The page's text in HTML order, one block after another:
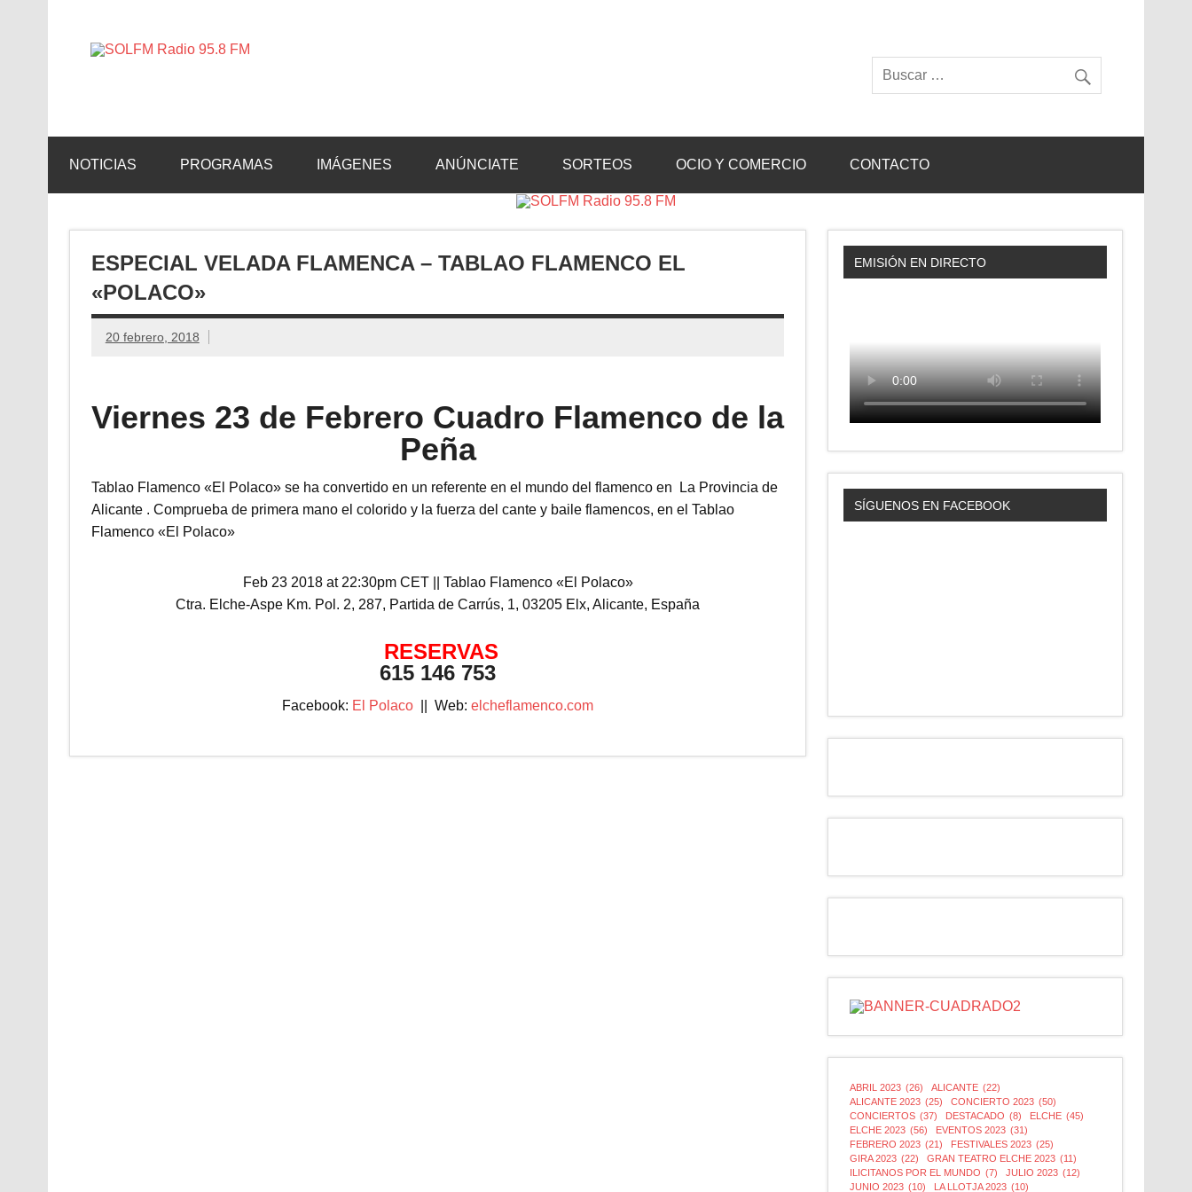
NOTICIAS PROGRAMAS IMÁGENES ANÚNCIATE SORTEOS OCIO Y COMERCIO CONTACTO
ESPECIAL VELADA FLAMENCA – TABLAO FLAMENCO EL
«POLACO»
20 febrero, 2018
Viernes 23 de Febrero Cuadro Flamenco de la
Peña
Tablao Flamenco «El Polaco» se ha convertido en un referente en el mundo del flamenco en La Provincia de
Alicante . Comprueba de primera mano el colorido y la fuerza del cante y baile flamencos, en el Tablao
Flamenco «El Polaco»
Feb 23 2018 at 22:30pm CET || Tablao Flamenco «El Polaco»
Ctra. Elche-Aspe Km. Pol. 2, 287, Partida de Carrús, 1, 03205 Elx, Alicante, España
RESERVAS
615 146 753
Facebook: El Polaco || Web:elcheflamenco.com
EMISIÓN EN DIRECTO
SÍGUENOS EN FACEBOOK
ABRIL 2023 (26) ALICANTE (22)
ALICANTE 2023 (25) CONCIERTO 2023 (50)
CONCIERTOS (37) DESTACADO (8) ELCHE (45)
ELCHE 2023 (56) EVENTOS 2023 (31)
FEBRERO 2023 (21) FESTIVALES 2023 (25)
GIRA 2023 (22) GRAN TEATRO ELCHE 2023 (11)
ILICITANOS POR EL MUNDO (7) JULIO 2023 (12)
JUNIO 2023 (10) LA LLOTJA 2023 (10)